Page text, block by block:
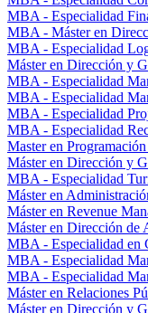
MBA - Especialidad
MBA - Máster en
MBA - Especialidad
Máster en Dirección y
MBA - Especialidad
MBA - Especialidad
MBA - Especialidad
MBA - Especialidad
Master en
Máster en Dirección y
MBA - Especialidad
Máster en
Máster en Revenue
Máster en Dirección de
MBA - Especialidad en
MBA - Especialidad
MBA - Especialidad
Máster en Relaciones
Máster en Dirección y